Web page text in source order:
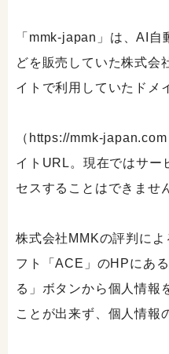
「mmk-japan」は、AI
どを販売していた株式会
イトで利用していたドメ
（https://mmk-
イトURL。現在ではサー
セスすることはできませ
株式会社MMKの評判に
フト「ACE」のHPにあ
る」ボタンから個人情報
ことが出来ず、個人情報